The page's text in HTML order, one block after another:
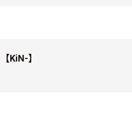
【KiN-】